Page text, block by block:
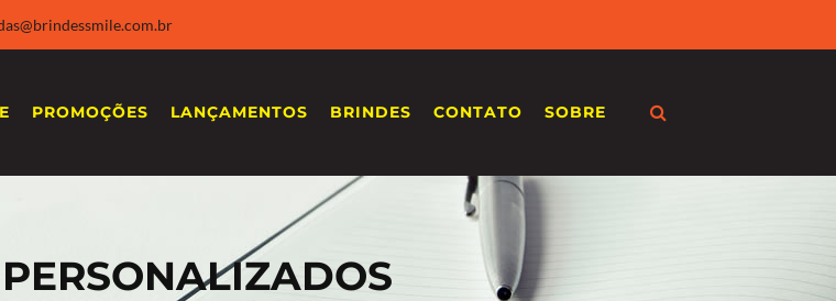
PROMOÇÕES LANÇAMENTOS BRINDES CONTATO SOBRE
PERSONALIZADOS